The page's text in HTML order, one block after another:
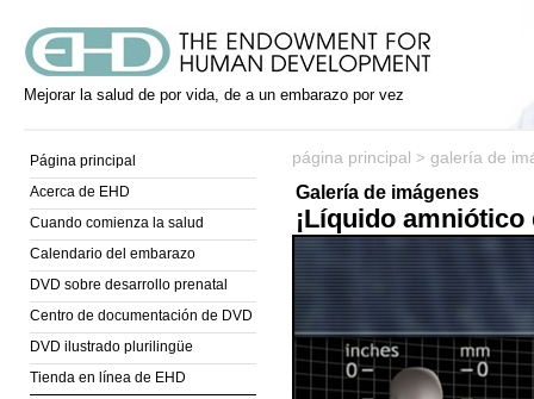
Mejorar la salud de por vida, de a un embarazo por vez
Página principal
Acerca de EHD
Cuando comienza la salud
Calendario del embarazo
DVD sobre desarrollo prenatal
Centro de documentación de DVD
DVD ilustrado plurilingüe
Tienda en línea de EHD
página principal > galería de
Galería de imágenes
¡Líquido amniótico